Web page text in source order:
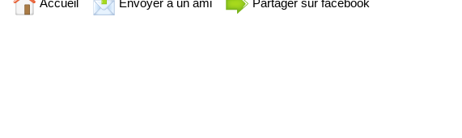
Accueil Envoyer à un ami Partager sur facebook